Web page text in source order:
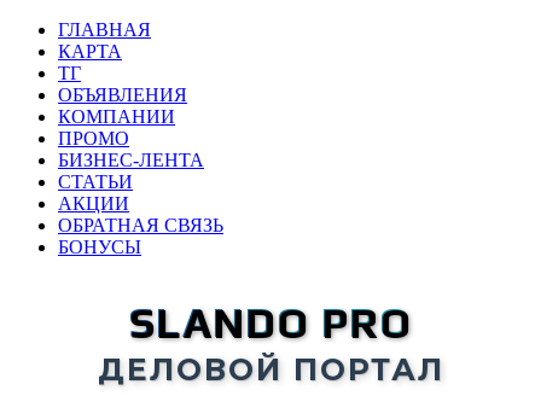
ГЛАВНАЯ
КАРТА
ТГ
ОБЪЯВЛЕНИЯ
КОМПАНИИ
ПРОМО
БИЗНЕС-ЛЕНТА
СТАТЬИ
АКЦИИ
ОБРАТНАЯ СВЯЗЬ
БОНУСЫ
SLANDO PRO
ДЕЛОВОЙ ПОРТАЛ